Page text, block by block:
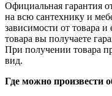
Официальная гарантия
на всю сантехнику и
зависимости от товара
товара вы получаете
При получении товара
вид.
Где можно произвести